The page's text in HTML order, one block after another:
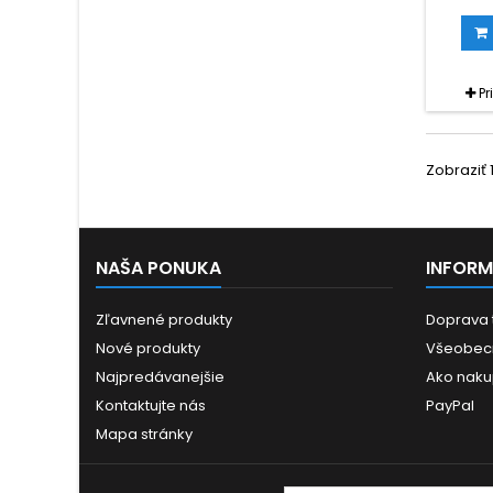
dráhy
Zobraziť
NAŠA PONUKA
Zľavnené produkty
Nové produkty
Najpredávanejšie
Kontaktujte nás
Mapa stránky
Doprava
Ako
PayPal